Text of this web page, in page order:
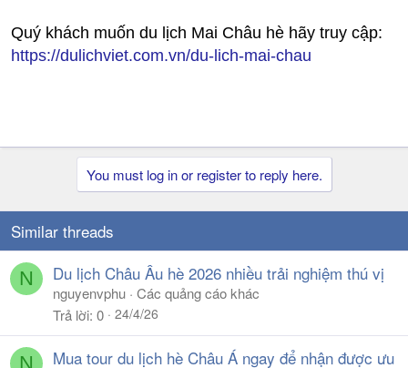
Quý khách muốn du lịch Mai Châu hè hãy truy cập:
https://dulichviet.com.vn/du-lich-mai-chau
You must log in or register to reply here.
Similar threads
N Du lịch Châu Âu hè 2026 nhiều trải nghiệm thú vị
nguyenvphu Các quảng cáo khác
Trả lời 0 24/4/26
N
Mua tour du lịch hè Châu Á ngay để nhận được ưu